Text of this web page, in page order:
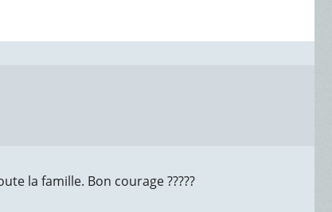
la famille. Bon courage ?????